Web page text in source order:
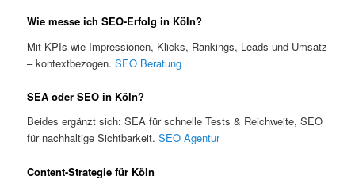
Wie messe ich SEO-Erfolg in Köln?
Mit KPIs wie Impressionen, Klicks, Rankings, Leads und Umsatz
– kontextbezogen.SEO Beratung
SEA oder SEO in Köln?
Beides ergänzt sich: SEA für schnelle Tests & Reichweite, SEO
für nachhaltige Sichtbarkeit.SEO Agentur
Content-Strategie für Köln